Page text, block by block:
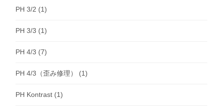
PH 3/2 (1)
PH 3/3 (1)
PH 4/3 (7)
PH 4/3（歪み修理） (1)
PH Kontrast (1)